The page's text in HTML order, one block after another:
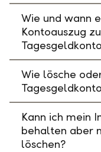
Wie und wann
Kontoauszug
Wie lösche
Kann ich mein
behalten aber
löschen?